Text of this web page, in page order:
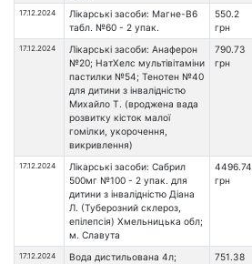
17.12.2024
Лікарські засоби: Магне-В6
табл. №60 - 2 упак.
550.2
грн
17.12.2024
Лікарські засоби: Анаферон
№20; НатХелс мультівітаміни
пастилки №54; Тенотен №40
для дитини з інвалідністю
Михайло Т. (вроджена вада
розвитку кісток малої
гомілки, укорочення,
викривлення)
790.73
грн
17.12.2024
Лікарські засоби: Сабрил
500мг №100 - 2 упак. для
дитини з інвалідністю Діана
Л. (Туберозний склероз,
епілепсія) Хмельницька обл;
м. Славута
4496.74
грн
17.12.2024
Вода дистильована 4л;
751.38